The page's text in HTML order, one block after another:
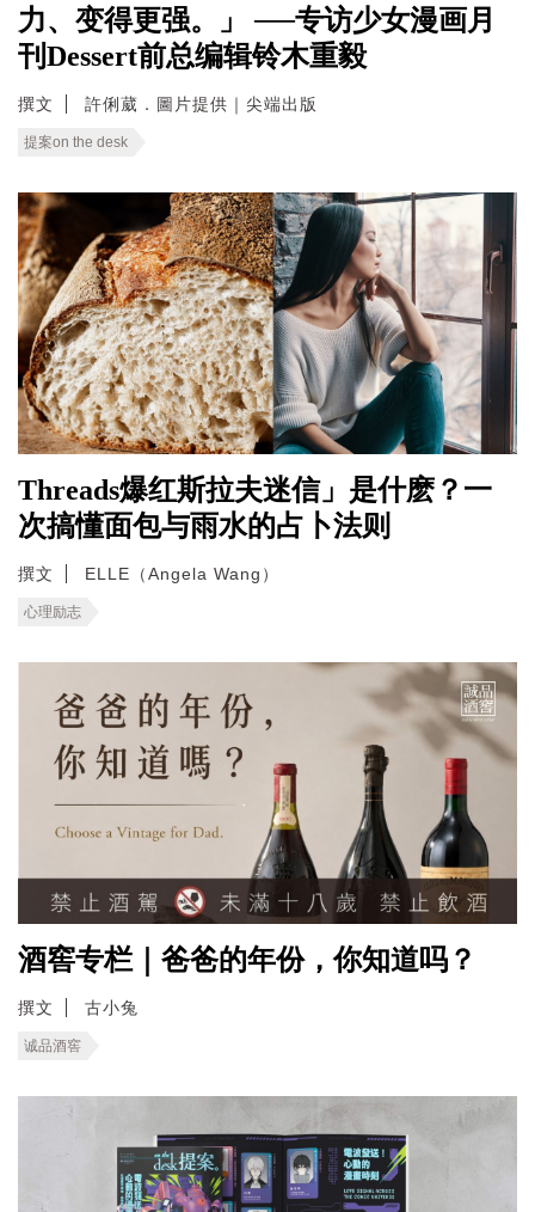
力、变得更强。」 ──专访少女漫画月
刊Dessert前总编辑铃木重毅
撰文 許俐葳．圖片提供｜尖端出版
提案on the desk
Threads爆红斯拉夫迷信」是什麽？一
次搞懂面包与雨水的占卜法则
撰文 ELLE（Angela Wang）
心理励志
酒窖专栏｜爸爸的年份，你知道吗？
撰文 古小兔
诚品酒窖